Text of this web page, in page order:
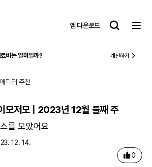
앱 다운로드
비는 얼마일까? 계산하기
에디터 추천
모저모 | 2023년 12월 둘째 주
를 모았어요
12. 14.
0